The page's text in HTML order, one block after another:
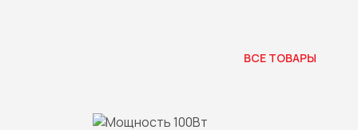
ВСЕ ТОВАРЫ